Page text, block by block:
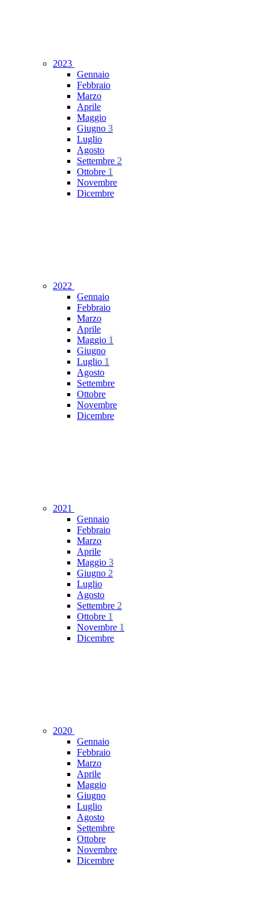
2023
Gennaio
Febbraio
Marzo
Aprile
Maggio
Giugno 3
Luglio
Agosto
Settembre 2
Ottobre 1
Novembre
Dicembre
2022
Gennaio
Febbraio
Marzo
Aprile
Maggio 1
Giugno
Luglio 1
Agosto
Settembre
Ottobre
Novembre
Dicembre
2021
Gennaio
Febbraio
Marzo
Aprile
Maggio 3
Giugno 2
Luglio
Agosto
Settembre 2
Ottobre 1
Novembre 1
Dicembre
2020
Gennaio
Febbraio
Marzo
Aprile
Maggio
Giugno
Luglio
Agosto
Settembre
Ottobre
Novembre
Dicembre